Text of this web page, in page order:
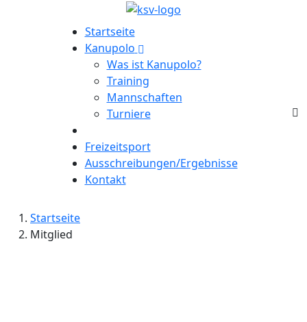
Startseite
Kanupolo
Was ist Kanupolo?
Training
Mannschaften
Turniere
Freizeitsport
Ausschreibungen/Ergebnisse
Kontakt
Startseite
Mitglied